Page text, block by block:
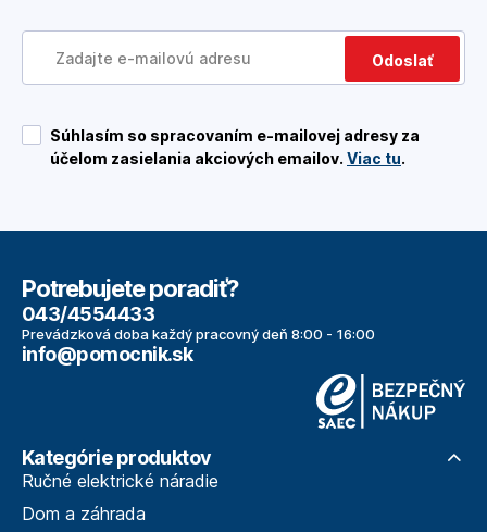
Odoslať
Súhlasím so spracovaním e-mailovej adresy za
účelom zasielania akciových emailov. Viac tu.
Potrebujete poradiť?
043/4554433
Prevádzková doba každý pracovný deň 8:00 - 16:00
info@pomocnik.sk
Kategórie produktov
Ručné elektrické náradie
Dom a záhrada